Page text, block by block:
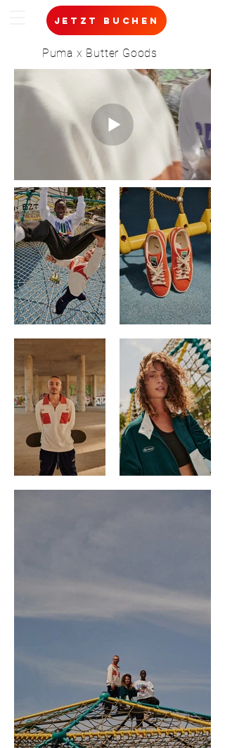
jetzt buchen
Puma x Butter Goods